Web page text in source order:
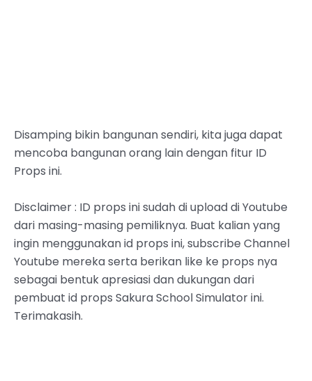
Disamping bikin bangunan sendiri, kita juga dapat
mencoba bangunan orang lain dengan fitur ID
Props ini.
Disclaimer : ID props ini sudah di upload di Youtube
dari masing-masing pemiliknya. Buat kalian yang
ingin menggunakan id props ini, subscribe Channel
Youtube mereka serta berikan like ke props nya
sebagai bentuk apresiasi dan dukungan dari
pembuat id props Sakura School Simulator ini.
Terimakasih.